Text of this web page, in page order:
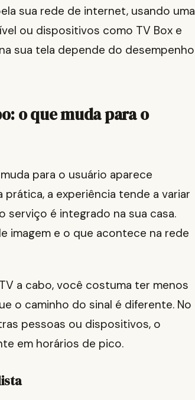
sua rede de internet, usando uma
ou dispositivos como TV Box e
sua tela depende do desempenho
o que muda para o
para o usuário aparece
a experiência tende a variar
é integrado na sua casa.
imagem e o que acontece na rede
a cabo, você costuma ter menos
o caminho do sinal é diferente. No
pessoas ou dispositivos, o
em horários de pico.